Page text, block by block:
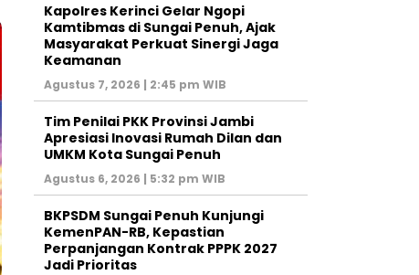
Kapolres Kerinci Gelar Ngopi
Kamtibmas di Sungai Penuh, Ajak
Masyarakat Perkuat Sinergi Jaga
Keamanan
Agustus 7, 2026 | 2:45 pm WIB
Tim Penilai PKK Provinsi Jambi
Apresiasi Inovasi Rumah Dilan dan
UMKM Kota Sungai Penuh
Agustus 6, 2026 | 5:32 pm WIB
BKPSDM Sungai Penuh Kunjungi
KemenPAN-RB, Kepastian
Perpanjangan Kontrak PPPK 2027
Jadi Prioritas